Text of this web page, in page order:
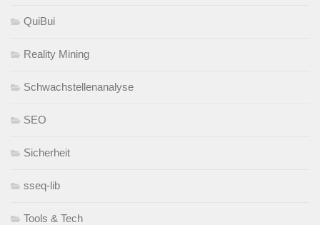
QuiBui
Reality Mining
Schwachstellenanalyse
SEO
Sicherheit
sseq-lib
Tools & Tech